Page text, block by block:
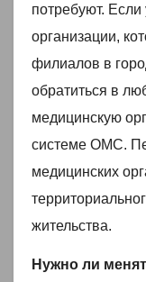
потребуют.
организации,
филиалов в
обратиться в
медицинскую
системе ОМС.
медицинских
жительства.
Нужно ли